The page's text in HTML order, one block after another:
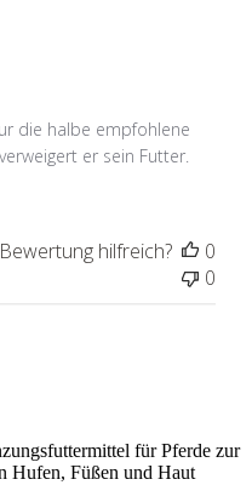
die halbe empfohlene
er sein Futter.
hilfreich?
0
0
für Pferde zur
Hufen, Füßen und Haut